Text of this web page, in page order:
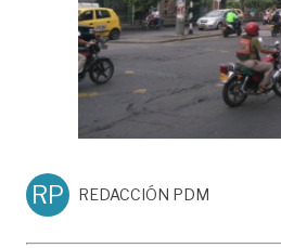
RP REDACCIÓN PDM